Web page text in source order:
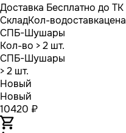
Доставка Бесплатно до ТК
СкладКол-водоставкацена
СПБ-Шушары
Кол-во > 2 шт.
СПБ-Шушары
> 2 шт.
Новый
Новый
10420 ₽